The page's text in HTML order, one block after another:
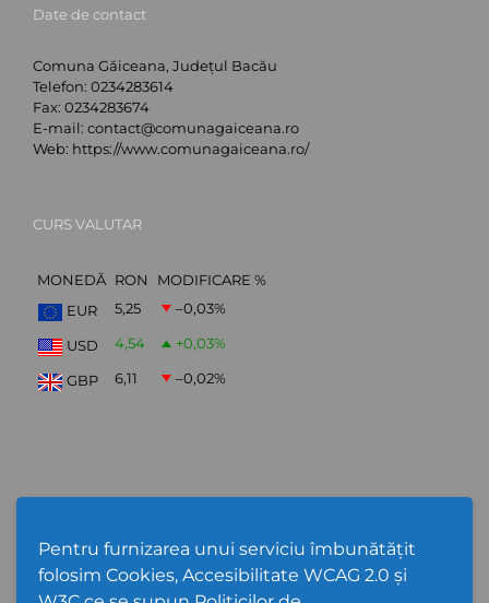
Pentru furnizarea unui serviciu îmbunătățit
folosim Cookies, Accesibilitate WCAG 2.0 și
Date de contact
Comuna Găiceana, Județul Bacău
Telefon: 0234283614
Fax: 0234283674
E-mail: contact@comunagaiceana.ro
Web: https://www.comunagaiceana.ro/
CURS VALUTAR
MONEDĂ RON
MODIFICARE %
EUR
5,25 –0,03%
USD 4,54 +0,03%
GBP 6,11 –0,02%